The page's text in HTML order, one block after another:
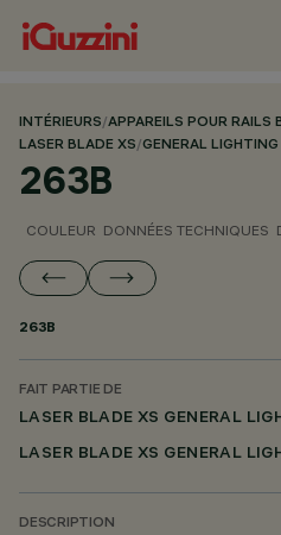
INTÉRIEURS/APPAREILS POUR RAILS
LASER BLADE XS/GENERAL
263B
COULEUR DONNÉES TECHNIQUES
263B
FAIT PARTIE DE
DESCRIPTION